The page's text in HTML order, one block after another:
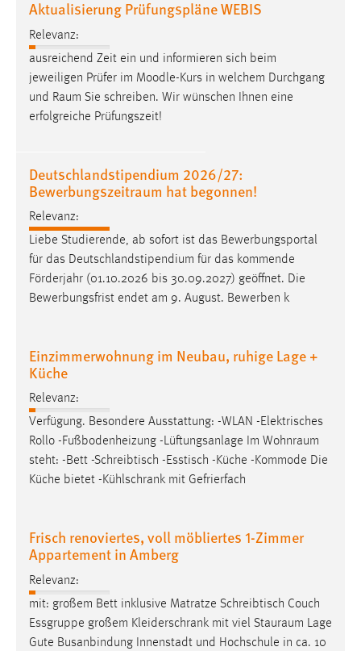
Aktualisierung Prüfungspläne WEBIS
Relevanz:
ausreichend Zeit ein und informieren sich beim
jeweiligen Prüfer im Moodle-Kurs in welchem Durchgang
und Raum Sie schreiben. Wir wünschen Ihnen eine
erfolgreiche Prüfungszeit!
Deutschlandstipendium 2026/27:
Bewerbungszeitraum hat begonnen!
Relevanz:
Liebe Studierende, ab sofort ist das Bewerbungsportal
für das Deutschlandstipendium für das kommende
Förderjahr (01.10.2026 bis 30.09.2027) geöffnet. Die
Bewerbungsfrist endet am 9. August. Bewerben k
Einzimmerwohnung im Neubau, ruhige Lage +
Küche
Relevanz:
Verfügung. Besondere Ausstattung: -WLAN -Elektrisches
Rollo -Fußbodenheizung -Lüftungsanlage Im Wohnraum
steht: -Bett -Schreibtisch -Esstisch -Küche -Kommode Die
Küche bietet -Kühlschrank mit Gefrierfach
Frisch renoviertes, voll möbliertes 1-Zimmer
Appartement in Amberg
Relevanz:
mit: großem Bett inklusive Matratze Schreibtisch Couch
Essgruppe großem Kleiderschrank mit viel Stauraum Lage
Gute Busanbindung Innenstadt und Hochschule in ca. 10
Zweck:
Cookie Laufzeit:
MibewSessionID, mibew-chat-frame-style-
5e9dbeb1811c0446 = Sitzungslaufzeit, mibew_locale = 3
Name:
Zweck:
Dieser Cookie ist notwendig um sich an der Website
einloggen zu können.
Cookie Laufzeit:
STATISTIK
Statistik Cookies erfassen Informationen anonym.
Diese Informationen helfen uns zu verstehen, wie
unsere Besucher unsere Website nutzen.
Matomo
_pk_ref, _pk_cvar, _pk_id, _pk_ses
Zweck:
Zugriffsstatistik
Cookie Laufzeit:
Max. 13 Monate